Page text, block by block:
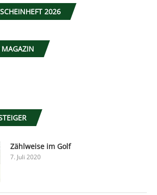
2026
MAGAZIN
Zählweise im Golf
7. Juli 2020